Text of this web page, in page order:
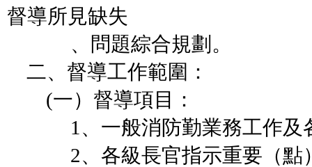
督導所見缺失
、問題綜合規劃。
二、督導工作範圍：
(一）督導項目：
1、一般消防勤業務工作及各
2、各級長官指示重要（點